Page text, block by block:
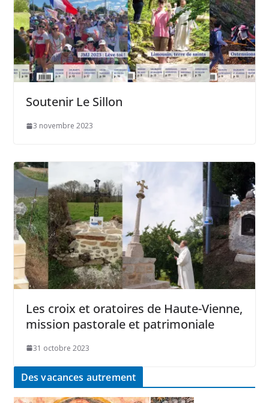
Soutenir Le Sillon
3 novembre 2023
Les croix et oratoires de Haute-Vienne,
mission pastorale et patrimoniale
31 octobre 2023
Des vacances autrement